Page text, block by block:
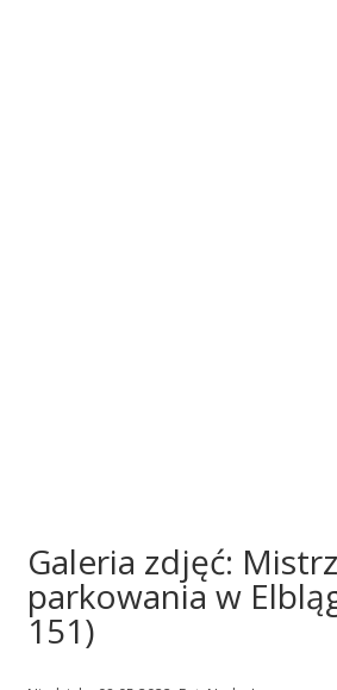
Galeria zdjęć:
parkowania w
151)